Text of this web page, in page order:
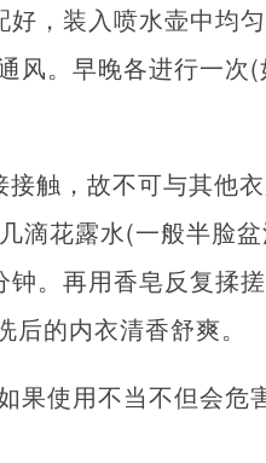
，装入喷水壶中均
风。早晚各进行一次
触，故不可与其他
滴花露水(一般半脸
。再用香皂反复揉
的内衣清香舒爽。
果使用不当不但会危